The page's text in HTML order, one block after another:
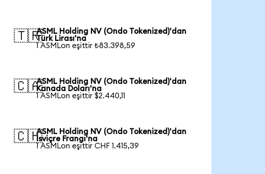
🇹🇷ASML Holding NV (Ondo Tokenized)'dan
Türk Lirası'na
1 ASMLon eşittir ₺83.398,59
🇨🇦ASML Holding NV (Ondo Tokenized)'dan
Kanada Doları'na
1 ASMLon eşittir $2.440,11
🇨🇭ASML Holding NV (Ondo Tokenized)'dan
İsviçre Frangı'na
1 ASMLon eşittir CHF 1.415,39